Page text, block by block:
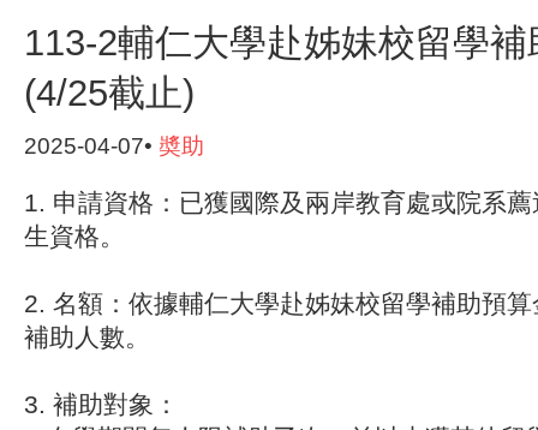
113-2輔仁大學赴姊妹校留學
(4/25截止)
2025-04-07• 奬助
1. 申請資格：已獲國際及兩岸教育處或院系
生資格。
2. 名額：依據輔仁大學赴姊妹校留學補助預
補助人數。
3. 補助對象：